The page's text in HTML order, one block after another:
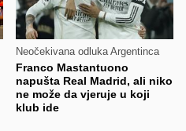
Neočekivana odluka Argentinca
Franco Mastantuono
napušta Real Madrid, ali niko
ne može da vjeruje u koji
klub ide